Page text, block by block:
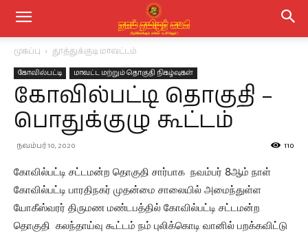
முகப்பு தூத்துக்குடி மாவட்டம்
கோவில்பட்டி மாவட்ட மற்றும் தொகுதி நிகழ்வுகள்
கோவில்பட்டி தொகுதி –
பொதுக்குழு கூட்டம்
நவம்பர் 10, 2020 110
கோவில்பட்டி சட்டமன்ற தொகுதி சார்பாக நவம்பர் 8ஆம் நாள்
கோவில்பட்டி பாரதிநகர் முதன்மை சாலையில் அமைந்துள்ள
யோகீஸ்வரர் திருமண மண்டபத்தில் கோவில்பட்டி சட்டமன்ற
தொகுதி கலந்தாய்வு கூட்டம் நம் புலிக்கொடி வானில் பறக்கவிட்டு